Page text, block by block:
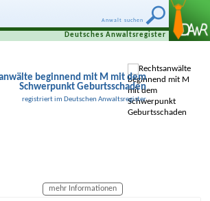
Anwalt suchen
Deutsches Anwaltsregister
beginnend mit M mit dem
Schwerpunkt Geburtsschaden
registriert im Deutschen Anwaltsregister
mehr Informationen